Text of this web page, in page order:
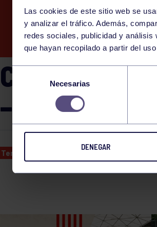
Las cookies de este sitio web se
y analizar el tráfico. Además,
redes sociales, publicidad y análisis
que hayan recopilado a partir del
Selección
consentimiento
Necesarias
DENEGAR
CTO DE
– CLUB DE
Tenis